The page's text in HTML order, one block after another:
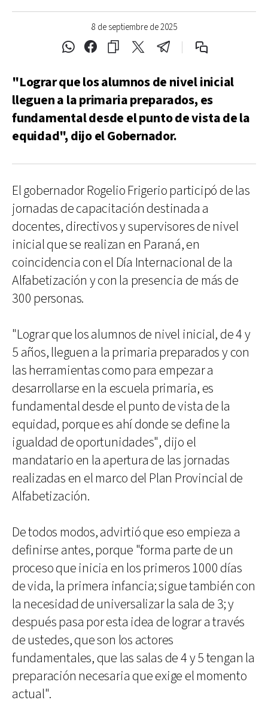
8 de septiembre de 2025
"Lograr que los alumnos de nivel inicial
lleguen a la primaria preparados, es
fundamental desde el punto de vista de la
equidad", dijo el Gobernador.
El gobernador Rogelio Frigerio participó de las
jornadas de capacitación destinada a
docentes, directivos y supervisores de nivel
inicial que se realizan en Paraná, en
coincidencia con el Día Internacional de la
Alfabetización y con la presencia de más de
300 personas.
"Lograr que los alumnos de nivel inicial, de 4 y
5 años, lleguen a la primaria preparados y con
las herramientas como para empezar a
desarrollarse en la escuela primaria, es
fundamental desde el punto de vista de la
equidad, porque es ahí donde se define la
igualdad de oportunidades", dijo el
mandatario en la apertura de las jornadas
realizadas en el marco del Plan Provincial de
Alfabetización.
De todos modos, advirtió que eso empieza a
definirse antes, porque "forma parte de un
proceso que inicia en los primeros 1000 días
de vida, la primera infancia; sigue también con
la necesidad de universalizar la sala de 3; y
después pasa por esta idea de lograr a través
de ustedes, que son los actores
fundamentales, que las salas de 4 y 5 tengan la
preparación necesaria que exige el momento
actual".